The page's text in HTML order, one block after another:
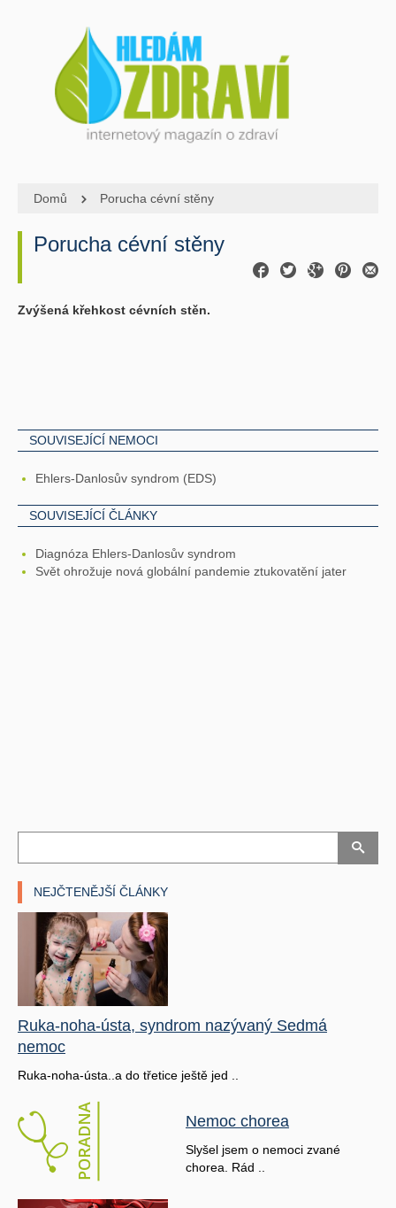
Domů Porucha cévní stěny
Porucha cévní stěny
Zvýšená křehkost cévních stěn.
SOUVISEJÍCÍ NEMOCI
Ehlers-Danlosův syndrom (EDS)
SOUVISEJÍCÍ ČLÁNKY
Diagnóza Ehlers-Danlosův syndrom
Svět ohrožuje nová globální pandemie ztukovatění jater
NEJČTENĚJŠÍ ČLÁNKY
Ruka-noha-ústa, syndrom nazývaný Sedmá
nemoc
Ruka-noha-ústa..a do třetice ještě jed ..
Nemoc chorea
Slyšel jsem o nemoci zvané
chorea. Rád ..